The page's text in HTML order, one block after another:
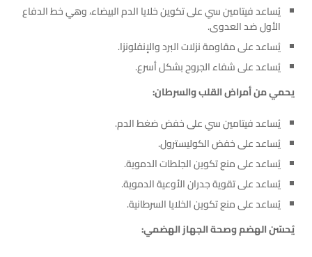
يُساعد فيتامين سي على تكوين خلايا الدم البيضاء، وهي خط الدفاع
الأول ضد العدوى.
يُساعد على مقاومة نزلات البرد والإنفلونزا.
يُساعد على شفاء الجروح بشكل أسرع.
يحمي من أمراض القلب والسرطان:
يُساعد فيتامين سي على خفض ضغط الدم.
يُساعد على خفض الكوليسترول.
يُساعد على منع تكوين الجلطات الدموية.
يُساعد على تقوية جدران الأوعية الدموية.
يُساعد على منع تكوين الخلايا السرطانية.
يُحسّن الهضم وصحة الجهاز الهضمي: